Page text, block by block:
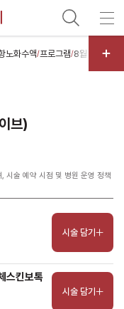
노화수액/프로그램/8월 썸머이벤
브)
시술 예약 시점 및 병원 운영 정책
시술 담기
스킨보톡
시술 담기